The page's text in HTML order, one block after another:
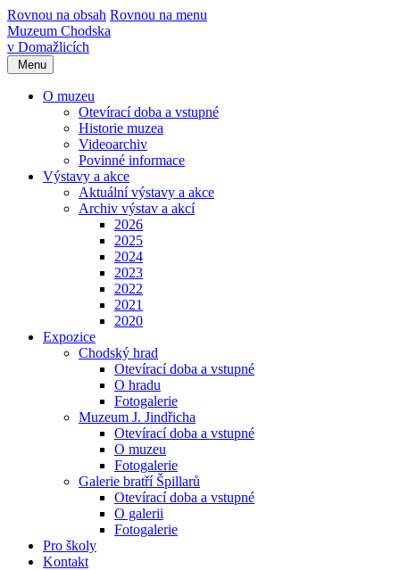
Rovnou na obsah Rovnou na menu
Muzeum Chodska
v Domažlicích
Menu
O muzeu
Otevírací doba a vstupné
Historie muzea
Videoarchiv
Povinné informace
Výstavy a akce
Aktuální výstavy a akce
Archiv výstav a akcí
2026
2025
2024
2023
2022
2021
2020
Expozice
Chodský hrad
Otevírací doba a vstupné
O hradu
Fotogalerie
Muzeum J. Jindřicha
Otevírací doba a vstupné
O muzeu
Fotogalerie
Galerie bratří Špillarů
Otevírací doba a vstupné
O galerii
Fotogalerie
Pro školy
Kontakt